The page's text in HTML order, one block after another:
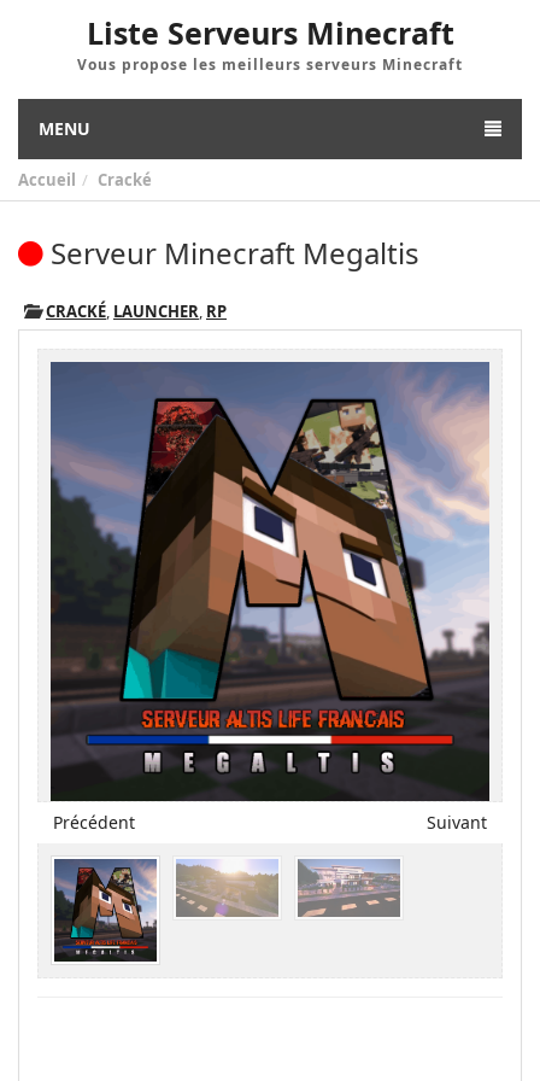
Liste Serveurs Minecraft
Vous propose les meilleurs serveurs Minecraft
MENU
Accueil Cracké
Serveur Minecraft Megaltis
CRACKÉ, LAUNCHER, RP
Précédent Suivant